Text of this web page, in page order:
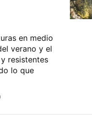
en medio
verano y el
resistentes
lo que